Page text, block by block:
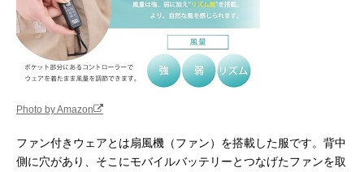
Photo by Amazon
ファン付きウェアとは扇風機（ファン）を搭載した服です。背中
側に穴があり、そこにモバイルバッテリーとつなげたファンを取